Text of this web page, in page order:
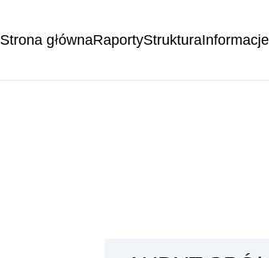
Strona głównaRaportyStrukturaInformacje